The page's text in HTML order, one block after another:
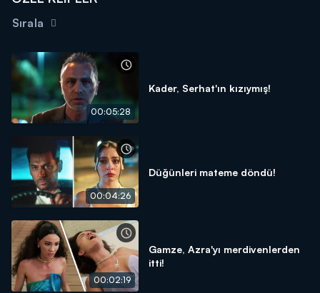
Sırala
00:05:28
Kader, Serhat'ın kızıymış!
00:04:26
Düğünleri mateme döndü!
00:02:19
Gamze, Azra'yı merdivenlerden
itti!